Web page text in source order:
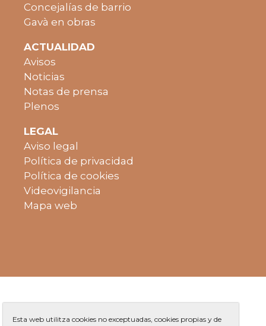
Concejalías de barrio
Gavà en obras
ACTUALIDAD
Avisos
Noticias
Notas de prensa
Plenos
LEGAL
Aviso legal
Política de privacidad
Política de cookies
Videovigilancia
Mapa web
Esta web utilitza cookies no exceptuadas, cookies propias y de